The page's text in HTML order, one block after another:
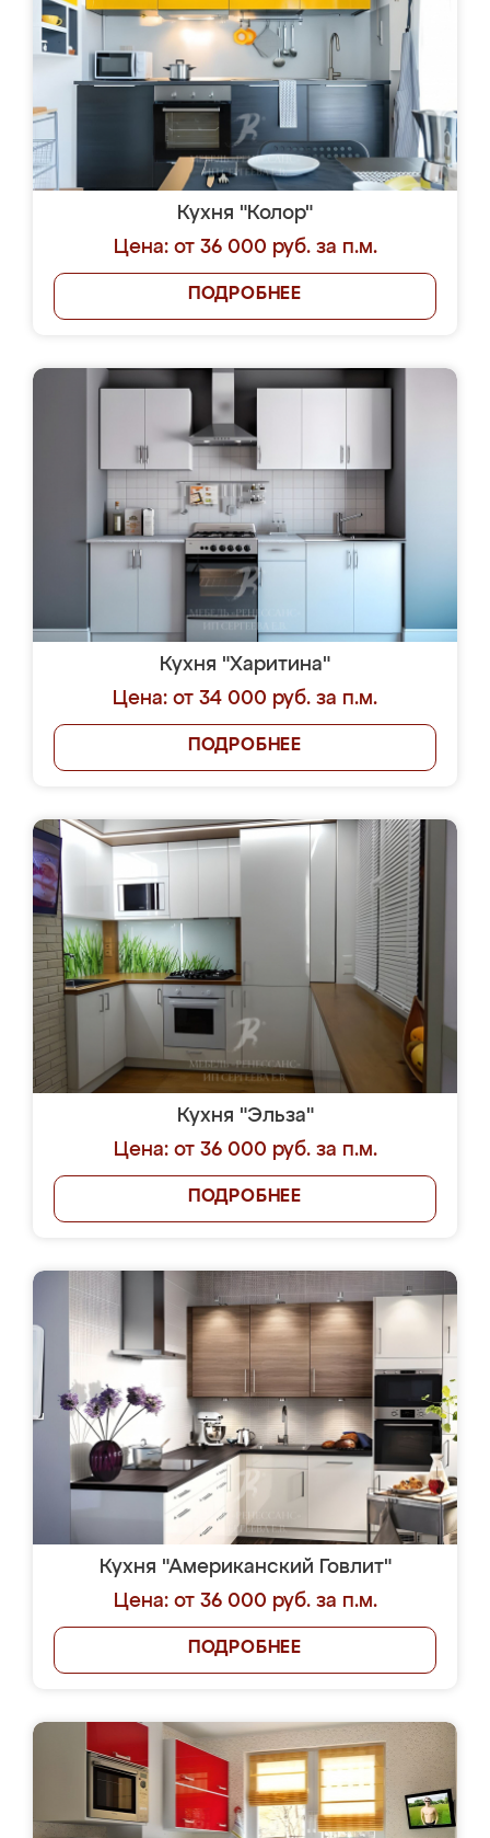
Кухня "Колор"
Цена: от 36 000 руб. за п.м.
ПОДРОБНЕЕ
Кухня "Харитина"
Цена: от 34 000 руб. за п.м.
ПОДРОБНЕЕ
Кухня "Эльза"
Цена: от 36 000 руб. за п.м.
ПОДРОБНЕЕ
Кухня "Американский Говлит"
Цена: от 36 000 руб. за п.м.
ПОДРОБНЕЕ